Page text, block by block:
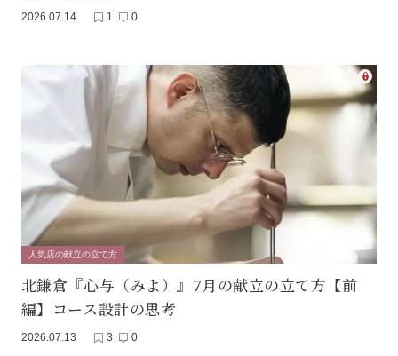
2026.07.14 1 0
人気店の献立の立て方
北鎌倉『心与（みよ）』7月の献立の立て方【前
編】コース設計の思考
2026.07.13 3 0